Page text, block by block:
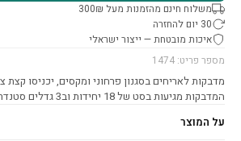
משלוח חינם מהזמנות מעל 300₪
30 יום להחזרה
איכות מובטחת — ייצור ישראלי
מספר פריט: 1474
מדבקות לאריחים בסגנון פרחוני ומקסים, יכניסו
המדבקות מגיעות בסט של 18 יחידות וב3 גדלים סטנדרטיים…
על המוצר